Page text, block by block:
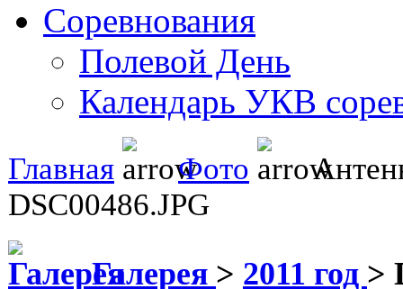
Соревнования
Полевой День
Календарь УКВ
Главная Фото
DSC00486.JPG
Галерея > 2011 год >